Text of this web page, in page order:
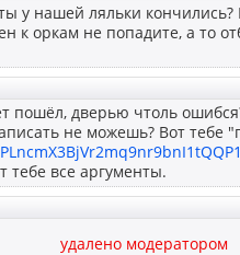
у нашей ляльки кончились?
к оркам не попадите, а то
пошёл, дверью чтоль
не можешь? Вот тебе
тебе все аргументы.
удалено модератором